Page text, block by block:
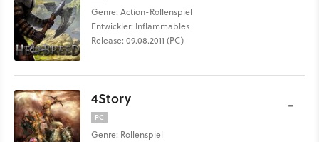
Genre: Action-Rollenspiel
Entwickler: Inflammables
Release: 09.08.2011 (PC)
4Story
PC
Genre: Rollenspiel
-